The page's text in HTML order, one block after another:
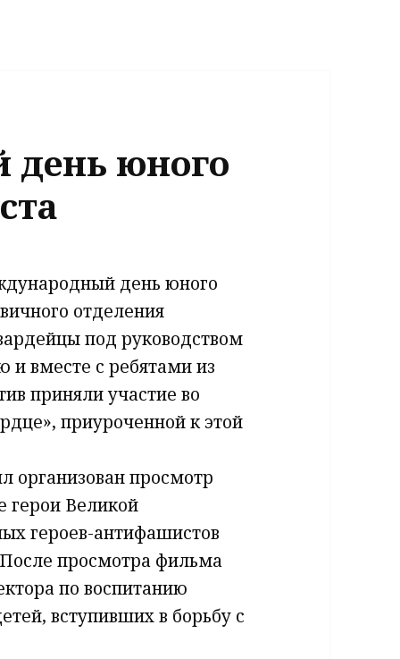
юного
день юного
отделения
под руководством
и вместе с ребятами из
приняли участие во
приуроченной к этой
организован просмотр
герои Великой
героев-антифашистов
просмотра фильма
по воспитанию
вступивших в борьбу с